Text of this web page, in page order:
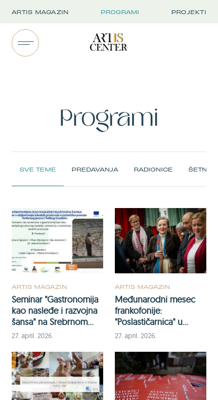
ARTIS MAGAZIN PROGRAMI PROJEKTI
Programi
SVE TEME PREDAVANJA RADIONICE ŠETNJE
ARTIS MAGAZIN
Seminar "Gastronomija
kao nasleđe i razvojna
šansa" na Srebrnom
jezeru
27. april. 2026.
ARTIS MAGAZIN
Međunarodni mesec
frankofonije:
"Poslastičarnica" u
Kulturnoj stanici
27. april. 2026.